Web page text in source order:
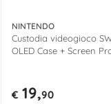
NINTENDO
Custodia videogioco
OLED Case + Screen
€ 19,90